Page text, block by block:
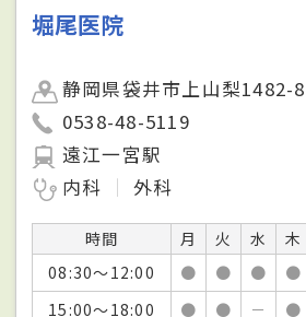
堀尾医院
静岡県袋井市上山梨1482-8
0538-48-5119
遠江一宮駅
内科
外科
時間 月 火 水 木
08:30～12:00
● ● ● ●
15:00～18:00
● ● － ●